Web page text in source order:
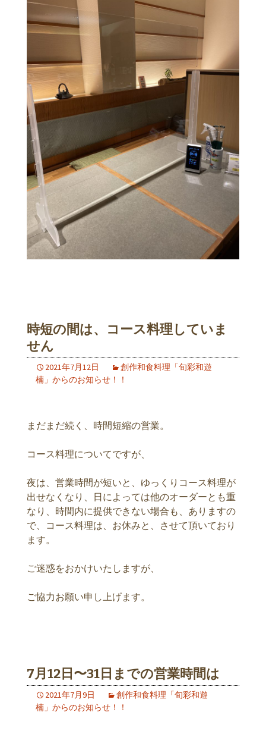
時短の間は、コース料理していま
せん
2021年7月12日
創作和食料理「旬彩和遊
楠」からのお知らせ！！
まだまだ続く、時間短縮の営業。
コース料理についてですが、
夜は、営業時間が短いと、ゆっくりコース料理が
出せなくなり、日によっては他のオーダーとも重
なり、時間内に提供できない場合も、ありますの
で、コース料理は、お休みと、させて頂いており
ます。
ご迷惑をおかけいたしますが、
ご協力お願い申し上げます。
7月12日〜31日までの営業時間は
2021年7月9日
創作和食料理「旬彩和遊
楠」からのお知らせ！！